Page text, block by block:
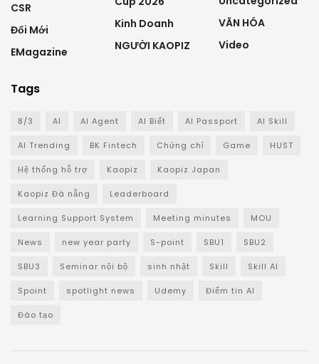
CSR
Đổi Mới
EMagazine
Kinh Doanh
NGƯỜI KAOPIZ
VĂN HÓA
Video
Tags
8/3 AI AI Agent AI Biết AI Passport AI Skill
AI Trending BK Fintech Chứng chỉ Game HUST
Hệ thống hỗ trợ Kaopiz Kaopiz Japan
Kaopiz Đà nẵng Leaderboard
Learning Support System Meeting minutes MOU
News new year party S-point SBU1 SBU2
SBU3 Seminar nội bộ sinh nhật Skill Skill AI
Spoint spotlight news Udemy Điểm tin AI
Đào tạo